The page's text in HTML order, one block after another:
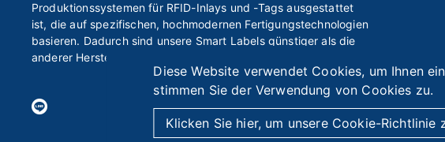
Diese Website verwendet Cookies, um Ihnen
stimmen Sie der Verwendung von Cookies zu.
Klicken Sie hier, um unsere Cookie-Richtlinie
Produktionssystemen für RFID-Inlays und -Tags ausgestattet
ist, die auf spezifischen, hochmodernen Fertigungstechnologien
basieren. Dadurch sind unsere Smart Labels günstiger als die
anderer Hersteller.
2026 © Asia Smart